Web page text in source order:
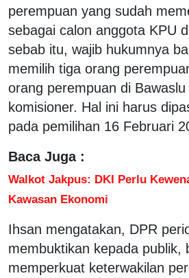
perempuan yang sudah
sebagai calon anggota KPU
sebab itu, wajib hukumnya
memilih tiga orang
orang perempuan di Bawaslu
komisioner. Hal ini harus
pada pemilihan 16 Februari
Baca Juga :
Walkot Jakpus: DKI Perlu
Kawasan Ekonomi
Ihsan mengatakan, DPR
membuktikan kepada publik,
memperkuat keterwakilan